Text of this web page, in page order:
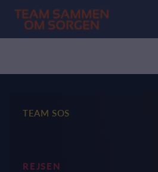
TEAM SOS
REJSEN